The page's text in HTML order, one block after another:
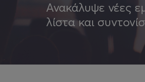
Ανακάλυψε νέες
λίστα και